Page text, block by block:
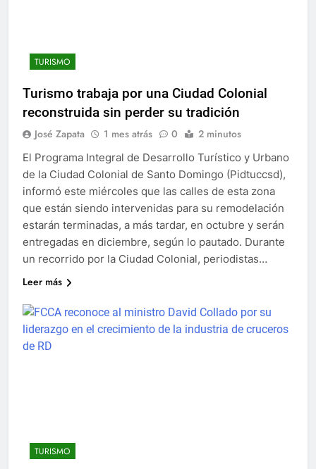
TURISMO
Turismo trabaja por una Ciudad Colonial
reconstruida sin perder su tradición
José Zapata 1 mes atrás 0 2 minutos
El Programa Integral de Desarrollo Turístico y Urbano
de la Ciudad Colonial de Santo Domingo (Pidtuccsd),
informó este miércoles que las calles de esta zona
que están siendo intervenidas para su remodelación
estarán terminadas, a más tardar, en octubre y serán
entregadas en diciembre, según lo pautado. Durante
un recorrido por la Ciudad Colonial, periodistas…
Leer más
TURISMO